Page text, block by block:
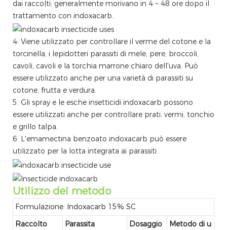
dai raccolti; generalmente morivano in 4 ~ 48 ore dopo il
trattamento con indoxacarb.
4. Viene utilizzato per controllare il verme del cotone e la
torcinella, i lepidotteri parassiti di mele, pere, broccoli,
cavoli, cavoli e la torchia marrone chiaro dell'uva. Può
essere utilizzato anche per una varietà di parassiti su
cotone, frutta e verdura.
5. Gli spray e le esche insetticidi indoxacarb possono
essere utilizzati anche per controllare prati, vermi, tonchio
e grillo talpa.
6. L'emamectina benzoato indoxacarb può essere
utilizzato per la lotta integrata ai parassiti.
Utilizzo del metodo
Formulazione: Indoxacarb 15% SC
Raccolto
Parassita Dosaggio
Metodo di u